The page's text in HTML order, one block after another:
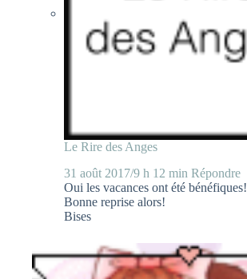
Le Rire des Anges
31 août 2017/9 h 12 min Répondre
Oui les vacances ont été bénéfiques!
Bonne reprise alors!
Bises